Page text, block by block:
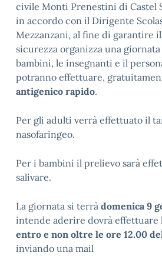
civile Monti Prenestini di Castel
in accordo con il Dirigente
Mezzanzani, al fine di garantire
sicurezza organizza una
bambini, le insegnanti e il
potranno effettuare,
antigenico rapido.
Per gli adulti verrà effettuato il
nasofaringeo.
Per i bambini il prelievo sarà
salivare.
La giornata si terrà domenica 9
intende aderire dovrà effettuare
entro e non oltre le ore 12.00
inviando una mail